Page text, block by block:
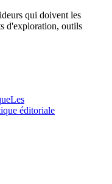
qui doivent les
d'exploration, outils
Les
éditoriale